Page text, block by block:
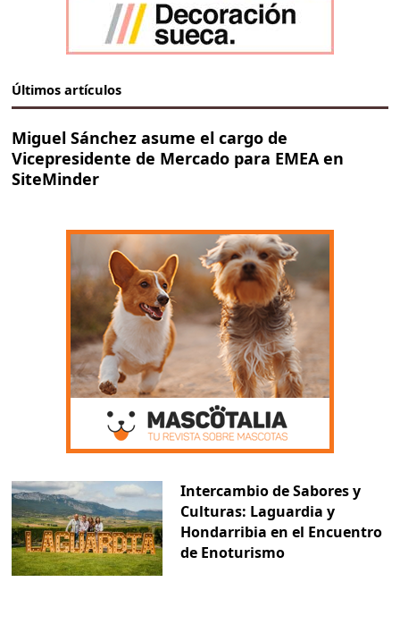
Últimos artículos
Miguel Sánchez asume el cargo de
Vicepresidente de Mercado para EMEA en
SiteMinder
Intercambio de Sabores y
Culturas: Laguardia y
Hondarribia en el Encuentro
de Enoturismo